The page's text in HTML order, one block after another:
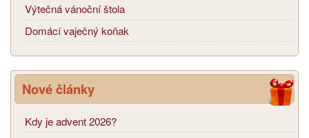
Výtečná vánoční štola
Domácí vaječný koňak
Nové články
Kdy je advent 2026?